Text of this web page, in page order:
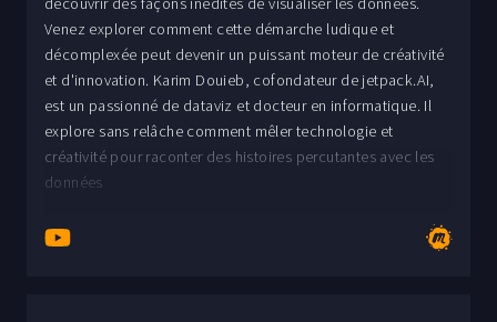
Venez explorer comment cette démarche ludique et
décomplexée peut devenir un puissant moteur de créativité
et d'innovation. Karim Douieb, cofondateur de jetpack.AI,
est un passionné de dataviz et docteur en informatique. Il
explore sans relâche comment mêler technologie et
créativité pour raconter des histoires percutantes avec les
données